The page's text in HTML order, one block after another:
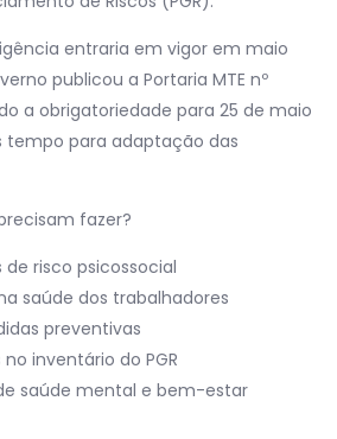
entraria em vigor em maio
publicou a Portaria MTE nº
a obrigatoriedade para 25 de maio
tempo para adaptação das
fazer?
risco psicossocial
saúde dos trabalhadores
preventivas
inventário do PGR
saúde mental e bem-estar